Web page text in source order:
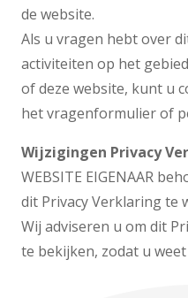
de website.
Als u vragen hebt over
activiteiten op het
of deze website, kunt u
het vragenformulier of
Wijzigingen Privacy
WEBSITE EIGENAAR
dit Privacy Verklaring te
Wij adviseren u om dit
te bekijken, zodat u